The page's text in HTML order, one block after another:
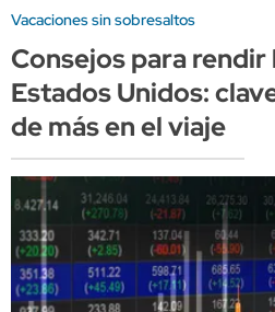
Vacaciones sin sobresaltos
Consejos para rendir
Estados Unidos:
de más en el viaje